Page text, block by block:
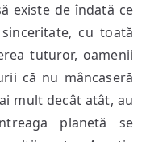
existe de îndată ce
cu toată
tuturor, oamenii
că nu mâncaseră
mult decât atât, au
planetă se